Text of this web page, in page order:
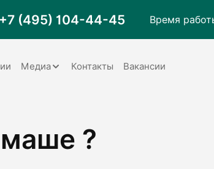
+7 (495) 104-44-45 Время
налоговый
Медиа Контакты Вакансии
?